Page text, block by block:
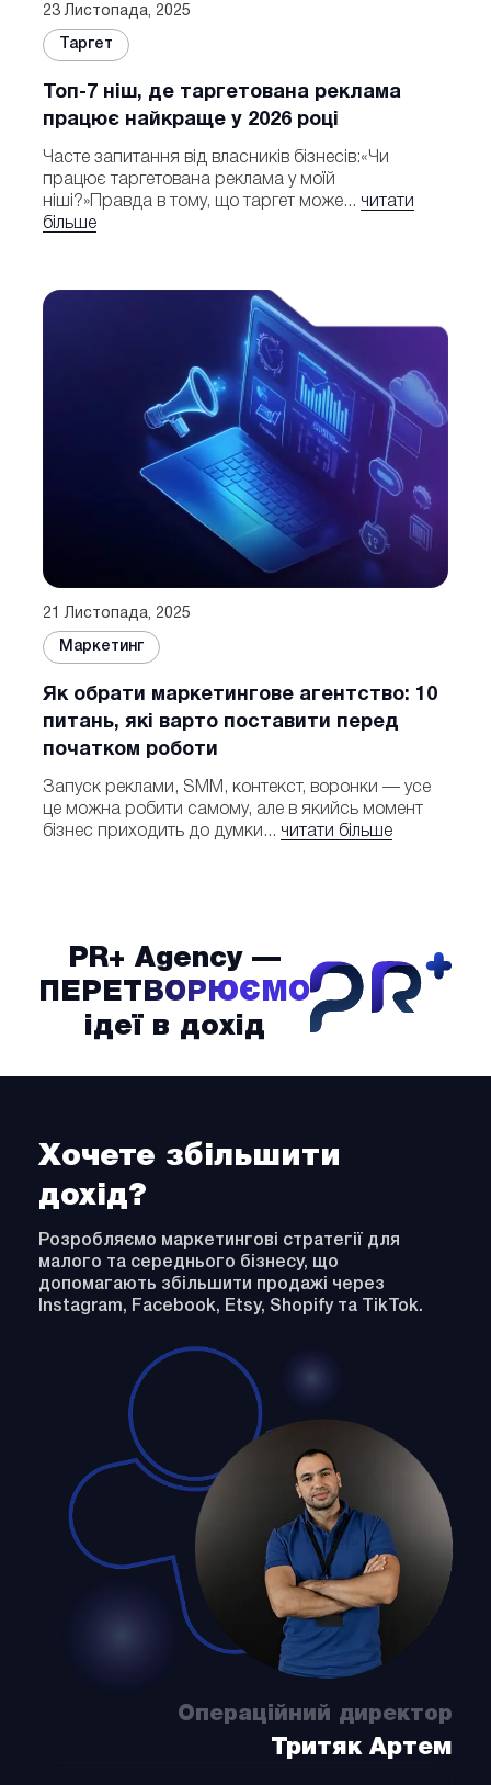
23 Листопада, 2025
Таргет
Топ-7 ніш, де таргетована реклама
працює найкраще у 2026 році
Часте запитання від власників бізнесів:«Чи
працює таргетована реклама у моїй
ніші?»Правда в тому, що таргет може... читати
більше
21 Листопада, 2025
Маркетинг
Як обрати маркетингове агентство: 10
питань, які варто поставити перед
початком роботи
Запуск реклами, SMM, контекст, воронки — усе
це можна робити самому, але в якийсь момент
бізнес приходить до думки... читати більше
PR+ Agency —
ПЕРЕТВОРЮЄМО
ідеї в дохід
Хочете збільшити
дохід?
Розробляємо маркетингові стратегії для
малого та середнього бізнесу, що
допомагають збільшити продажі через
Instagram, Facebook, Etsy, Shopify та TikTok.
Операційний директор
Тритяк Артем